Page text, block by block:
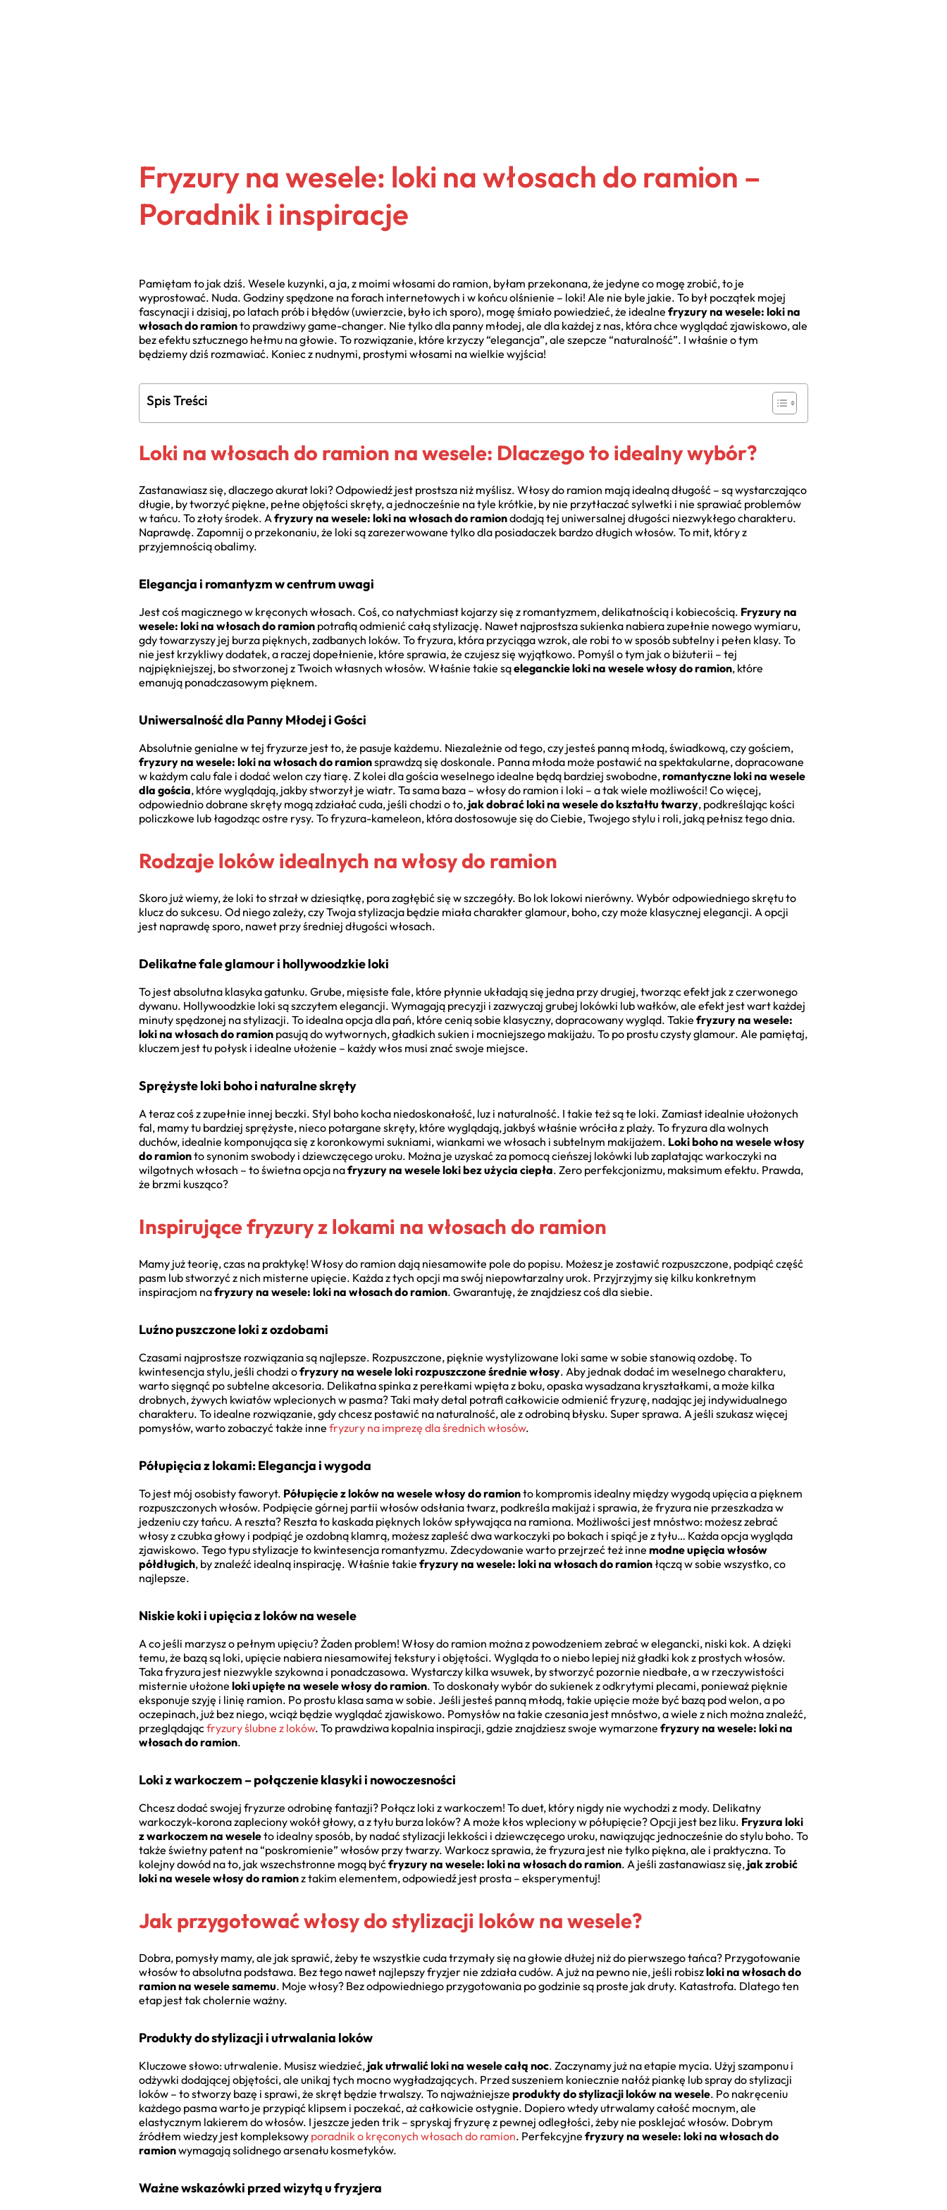
Fryzury na wesele: loki na włosach do ramion –
Poradnik i inspiracje
Pamiętam to jak dziś. Wesele kuzynki, a ja, z moimi włosami do ramion, byłam przekonana, że jedyne co mogę zrobić, to je
wyprostować. Nuda. Godziny spędzone na forach internetowych i w końcu olśnienie – loki! Ale nie byle jakie. To był początek mojej
fascynacji i dzisiaj, po latach prób i błędów (uwierzcie, było ich sporo), mogę śmiało powiedzieć, że idealne fryzury na wesele: loki na
włosach do ramionto prawdziwy game-changer. Nie tylko dla panny młodej, ale dla każdej z nas, która chce wyglądać zjawiskowo, ale
bez efektu sztucznego hełmu na głowie. To rozwiązanie, które krzyczy “elegancja”, ale szepcze “naturalność”. I właśnie o tym
będziemy dziś rozmawiać. Koniec z nudnymi, prostymi włosami na wielkie wyjścia!
Spis Treści
Loki na włosach do ramion na wesele: Dlaczego to idealny wybór?
Zastanawiasz się, dlaczego akurat loki? Odpowiedź jest prostsza niż myślisz. Włosy do ramion mają idealną długość – są wystarczająco
długie, by tworzyć piękne, pełne objętości skręty, a jednocześnie na tyle krótkie, by nie przytłaczać sylwetki i nie sprawiać problemów
w tańcu. To złoty środek. Afryzury na wesele: loki na włosach do ramiondodają tej uniwersalnej długości niezwykłego charakteru.
Naprawdę. Zapomnij o przekonaniu, że loki są zarezerwowane tylko dla posiadaczek bardzo długich włosów. To mit, który z
przyjemnością obalimy.
Elegancja i romantyzm w centrum uwagi
Jest coś magicznego w kręconych włosach. Coś, co natychmiast kojarzy się z romantyzmem, delikatnością i kobiecością. Fryzury na
wesele: loki na włosach do ramion potrafią odmienić całą stylizację. Nawet najprostsza sukienka nabiera zupełnie nowego wymiaru,
gdy towarzyszy jej burza pięknych, zadbanych loków. To fryzura, która przyciąga wzrok, ale robi to w sposób subtelny i pełen klasy. To
nie jest krzykliwy dodatek, a raczej dopełnienie, które sprawia, że czujesz się wyjątkowo. Pomyśl o tym jak o biżuterii – tej
najpiękniejszej, bo stworzonej z Twoich własnych włosów. Właśnie takie sąeleganckie loki na wesele włosy do ramion, które
emanują ponadczasowym pięknem.
Uniwersalność dla Panny Młodej i Gości
Absolutnie genialne w tej fryzurze jest to, że pasuje każdemu. Niezależnie od tego, czy jesteś panną młodą, świadkową, czy gościem,
fryzury na wesele: loki na włosach do ramionsprawdzą się doskonale. Panna młoda może postawić na spektakularne, dopracowane
w każdym calu fale i dodać welon czy tiarę. Z kolei dla gościa weselnego idealne będą bardziej swobodne,romantyczne loki na wesele
dla gościa, które wyglądają, jakby stworzył je wiatr. Ta sama baza – włosy do ramion i loki – a tak wiele możliwości! Co więcej,
odpowiednio dobrane skręty mogą zdziałać cuda, jeśli chodzi o to, jak dobrać loki na wesele do kształtu twarzy, podkreślając kości
policzkowe lub łagodząc ostre rysy. To fryzura-kameleon, która dostosowuje się do Ciebie, Twojego stylu i roli, jaką pełnisz tego dnia.
Rodzaje loków idealnych na włosy do ramion
Skoro już wiemy, że loki to strzał w dziesiątkę, pora zagłębić się w szczegóły. Bo lok lokowi nierówny. Wybór odpowiedniego skrętu to
klucz do sukcesu. Od niego zależy, czy Twoja stylizacja będzie miała charakter glamour, boho, czy może klasycznej elegancji. A opcji
jest naprawdę sporo, nawet przy średniej długości włosach.
Delikatne fale glamour i hollywoodzkie loki
To jest absolutna klasyka gatunku. Grube, mięsiste fale, które płynnie układają się jedna przy drugiej, tworząc efekt jak z czerwonego
dywanu. Hollywoodzkie loki są szczytem elegancji. Wymagają precyzji i zazwyczaj grubej lokówki lub wałków, ale efekt jest wart każdej
minuty spędzonej na stylizacji. To idealna opcja dla pań, które cenią sobie klasyczny, dopracowany wygląd. Takie fryzury na wesele:
loki na włosach do ramion pasują do wytwornych, gładkich sukien i mocniejszego makijażu. To po prostu czysty glamour. Ale pamiętaj,
kluczem jest tu połysk i idealne ułożenie – każdy włos musi znać swoje miejsce.
Sprężyste loki boho i naturalne skręty
A teraz coś z zupełnie innej beczki. Styl boho kocha niedoskonałość, luz i naturalność. I takie też są te loki. Zamiast idealnie ułożonych
fal, mamy tu bardziej sprężyste, nieco potargane skręty, które wyglądają, jakbyś właśnie wróciła z plaży. To fryzura dla wolnych
duchów, idealnie komponująca się z koronkowymi sukniami, wiankami we włosach i subtelnym makijażem. Loki boho na wesele włosy
do ramionto synonim swobody i dziewczęcego uroku. Można je uzyskać za pomocą cieńszej lokówki lub zaplatając warkoczyki na
wilgotnych włosach – to świetna opcja nafryzury na wesele loki bez użycia ciepła. Zero perfekcjonizmu, maksimum efektu. Prawda,
że brzmi kusząco?
Inspirujące fryzury z lokami na włosach do ramion
Mamy już teorię, czas na praktykę! Włosy do ramion dają niesamowite pole do popisu. Możesz je zostawić rozpuszczone, podpiąć część
pasm lub stworzyć z nich misterne upięcie. Każda z tych opcji ma swój niepowtarzalny urok. Przyjrzyjmy się kilku konkretnym
inspiracjom nafryzury na wesele: loki na włosach do ramion. Gwarantuję, że znajdziesz coś dla siebie.
Luźno puszczone loki z ozdobami
Czasami najprostsze rozwiązania są najlepsze. Rozpuszczone, pięknie wystylizowane loki same w sobie stanowią ozdobę. To
kwintesencja stylu, jeśli chodzi ofryzury na wesele loki rozpuszczone średnie włosy. Aby jednak dodać im weselnego charakteru,
warto sięgnąć po subtelne akcesoria. Delikatna spinka z perełkami wpięta z boku, opaska wysadzana kryształkami, a może kilka
drobnych, żywych kwiatów wplecionych w pasma? Taki mały detal potrafi całkowicie odmienić fryzurę, nadając jej indywidualnego
charakteru. To idealne rozwiązanie, gdy chcesz postawić na naturalność, ale z odrobiną błysku. Super sprawa. A jeśli szukasz więcej
pomysłów, warto zobaczyć także inne fryzury na imprezę dla średnich włosów.
Półupięcia z lokami: Elegancja i wygoda
To jest mój osobisty faworyt. Półupięcie z loków na wesele włosy do ramionto kompromis idealny między wygodą upięcia a pięknem
rozpuszczonych włosów. Podpięcie górnej partii włosów odsłania twarz, podkreśla makijaż i sprawia, że fryzura nie przeszkadza w
jedzeniu czy tańcu. A reszta? Reszta to kaskada pięknych loków spływająca na ramiona. Możliwości jest mnóstwo: możesz zebrać
włosy z czubka głowy i podpiąć je ozdobną klamrą, możesz zapleść dwa warkoczyki po bokach i spiąć je z tyłu… Każda opcja wygląda
zjawiskowo. Tego typu stylizacje to kwintesencja romantyzmu. Zdecydowanie warto przejrzeć też inne modne upięcia włosów
półdługich, by znaleźć idealną inspirację. Właśnie takie fryzury na wesele: loki na włosach do ramion łączą w sobie wszystko, co
najlepsze.
Niskie koki i upięcia z loków na wesele
A co jeśli marzysz o pełnym upięciu? Żaden problem! Włosy do ramion można z powodzeniem zebrać w elegancki, niski kok. A dzięki
temu, że bazą są loki, upięcie nabiera niesamowitej tekstury i objętości. Wygląda to o niebo lepiej niż gładki kok z prostych włosów.
Taka fryzura jest niezwykle szykowna i ponadczasowa. Wystarczy kilka wsuwek, by stworzyć pozornie niedbałe, a w rzeczywistości
misternie ułożone loki upięte na wesele włosy do ramion. To doskonały wybór do sukienek z odkrytymi plecami, ponieważ pięknie
eksponuje szyję i linię ramion. Po prostu klasa sama w sobie. Jeśli jesteś panną młodą, takie upięcie może być bazą pod welon, a po
oczepinach, już bez niego, wciąż będzie wyglądać zjawiskowo. Pomysłów na takie czesania jest mnóstwo, a wiele z nich można znaleźć,
przeglądającfryzury ślubne z loków. To prawdziwa kopalnia inspiracji, gdzie znajdziesz swoje wymarzone fryzury na wesele: loki na
włosach do ramion.
Loki z warkoczem – połączenie klasyki i nowoczesności
Chcesz dodać swojej fryzurze odrobinę fantazji? Połącz loki z warkoczem! To duet, który nigdy nie wychodzi z mody. Delikatny
warkoczyk-korona zapleciony wokół głowy, a z tyłu burza loków? A może kłos wpleciony w półupięcie? Opcji jest bez liku. Fryzura loki
z warkoczem na weseleto idealny sposób, by nadać stylizacji lekkości i dziewczęcego uroku, nawiązując jednocześnie do stylu boho. To
także świetny patent na “poskromienie” włosów przy twarzy. Warkocz sprawia, że fryzura jest nie tylko piękna, ale i praktyczna. To
kolejny dowód na to, jak wszechstronne mogą byćfryzury na wesele: loki na włosach do ramion. A jeśli zastanawiasz się, jak zrobić
loki na wesele włosy do ramionz takim elementem, odpowiedź jest prosta – eksperymentuj!
Jak przygotować włosy do stylizacji loków na wesele?
Dobra, pomysły mamy, ale jak sprawić, żeby te wszystkie cuda trzymały się na głowie dłużej niż do pierwszego tańca? Przygotowanie
włosów to absolutna podstawa. Bez tego nawet najlepszy fryzjer nie zdziała cudów. A już na pewno nie, jeśli robiszloki na włosach do
ramion na wesele samemu. Moje włosy? Bez odpowiedniego przygotowania po godzinie są proste jak druty. Katastrofa. Dlatego ten
etap jest tak cholernie ważny.
Produkty do stylizacji i utrwalania loków
Kluczowe słowo: utrwalenie. Musisz wiedzieć, jak utrwalić loki na wesele całą noc. Zaczynamy już na etapie mycia. Użyj szamponu i
odżywki dodającej objętości, ale unikaj tych mocno wygładzających. Przed suszeniem koniecznie nałóż piankę lub spray do stylizacji
loków – to stworzy bazę i sprawi, że skręt będzie trwalszy. To najważniejsze produkty do stylizacji loków na wesele. Po nakręceniu
każdego pasma warto je przypiąć klipsem i poczekać, aż całkowicie ostygnie. Dopiero wtedy utrwalamy całość mocnym, ale
elastycznym lakierem do włosów. I jeszcze jeden trik – spryskaj fryzurę z pewnej odległości, żeby nie posklejać włosów. Dobrym
źródłem wiedzy jest kompleksowy poradnik o kręconych włosach do ramion. Perfekcyjne fryzury na wesele: loki na włosach do
ramionwymagają solidnego arsenału kosmetyków.
Ważne wskazówki przed wizytą u fryzjera